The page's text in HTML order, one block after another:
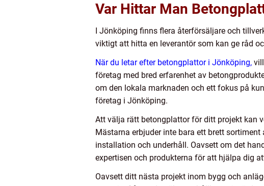
Var Hittar Man
I Jönköping finns flera återförsäljare och
viktigt att hitta en leverantör som kan ge råd
När du letar efter betongplattor i Jönköping,
företag med bred erfarenhet av
om den lokala marknaden och ett fokus på
företag i Jönköping.
Att välja rätt betongplattor för ditt projekt kan
Mästarna erbjuder inte bara ett brett
installation och underhåll. Oavsett om det
expertisen och produkterna för att hjälpa dig
Oavsett ditt nästa projekt inom bygg och